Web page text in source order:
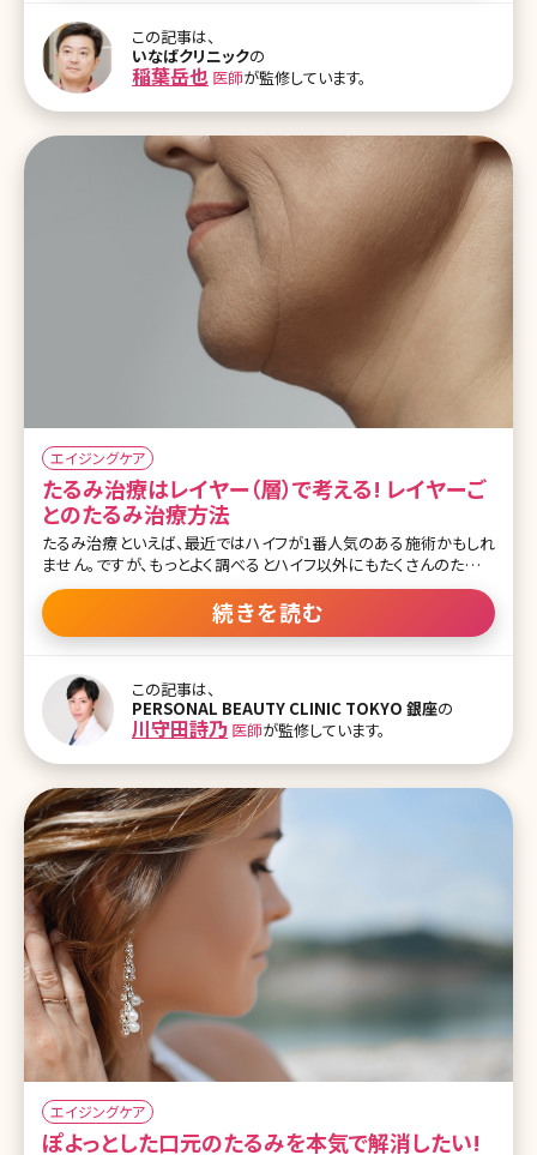
療法が登場してきました。 それでは、ヒアルロン酸注入とはどのよう
な施術かおさらいをするとともに、その効果や特徴、最新のビスタシ
ェイプについて解説します。 ヒアルロン酸注入の効果と特徴とは? ヒ
アルロン酸注入は、メスを使用することなく注射針でヒアルロン酸を
皮下に注入し、鼻や顎の形成、そして、気になるシワの部分に注入す
この記事は、
いなばクリニックの
稲葉岳也 医師が監修しています。
エイジングケア
たるみ治療はレイヤー（層）で考える! レイヤーご
とのたるみ治療方法
たるみ治療といえば、最近ではハイフが1番人気のある施術かもしれ
ません。ですが、もっとよく調べるとハイフ以外にもたくさんのたるみ
治療があることに気がつくと思います。超音波、RF、ヒアルロン
酸……一体自分的にはどれがたるみに効果のある治療なのか、調
べても一般の方が理解するのはとても難しいと思います。 多くの治療
まうのではないでしょうか? 今回はそんなたるみ治療難民の皆さま
に、クリニックではどういった考え方でたるみ治療を提案しているの
か、ドクターはどこを診てたるみ治療をすすめているのか、そのひとつ
の極意をお伝えしていきます。 【監修医師からのワンポイント】たるみ
は年齢とともに進行し、誰しも避けられない変化です。たるみを完全
大きく改善したり予防的な効果が期待でき
続きを読む
この記事は、
PERSONAL BEAUTY CLINIC TOKYO 銀座の
川守田詩乃 医師が監修しています。
エイジングケア
ぽよっとした口元のたるみを本気で解消したい!